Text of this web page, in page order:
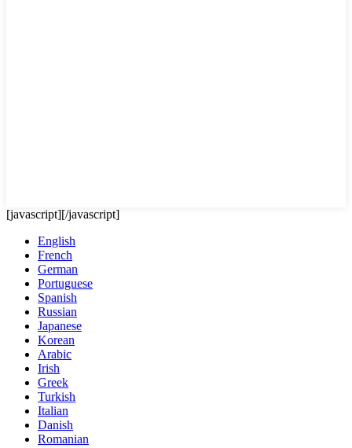
[javascript] [/javascript]
English
French
German
Portuguese
Spanish
Russian
Japanese
Korean
Arabic
Irish
Greek
Turkish
Italian
Danish
Romanian